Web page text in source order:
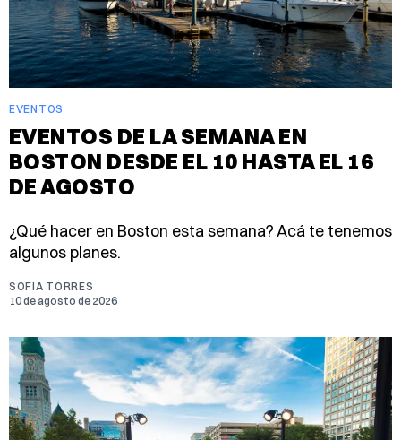
EVENTOS
EVENTOS DE LA SEMANA EN
BOSTON DESDE EL 10 HASTA EL 16
DE AGOSTO
¿Qué hacer en Boston esta semana? Acá te tenemos
algunos planes.
SOFIA TORRES
10 de agosto de 2026